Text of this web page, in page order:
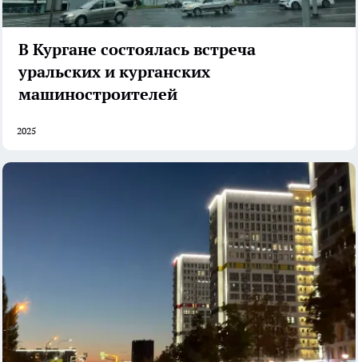
В Кургане состоялась встреча
уральских и курганских
машиностроителей
2025